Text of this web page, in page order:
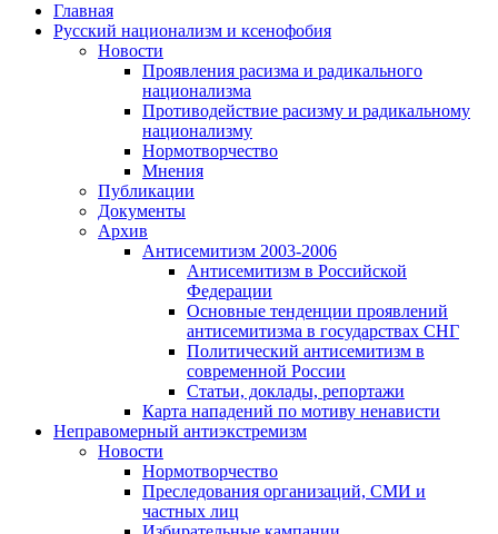
Главная
Русский национализм и ксенофобия
Новости
Проявления расизма и радикального
национализма
Противодействие расизму и радикальному
национализму
Нормотворчество
Мнения
Публикации
Документы
Архив
Антисемитизм 2003-2006
Антисемитизм в Российской
Федерации
Основные тенденции проявлений
антисемитизма в государствах СНГ
Политический антисемитизм в
современной России
Статьи, доклады, репортажи
Карта нападений по мотиву ненависти
Неправомерный антиэкстремизм
Новости
Нормотворчество
Преследования организаций, СМИ и
частных лиц